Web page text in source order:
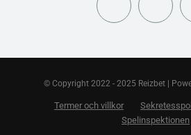
© Copyright 2022 - 2025 Reizbet |
Termer och villkor
Spelinspektionen